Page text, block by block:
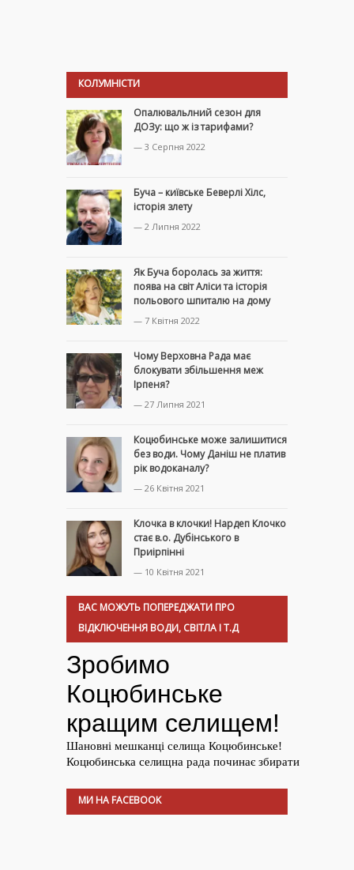
КОЛУМНІСТИ
Опалювальлний сезон для
ДОЗу: що ж із тарифами?
— 3 Серпня 2022
Буча – київське Беверлі Хілс,
історія злету
— 2 Липня 2022
Як Буча боролась за життя:
поява на світ Аліси та історія
польового шпиталю на дому
— 7 Квітня 2022
Чому Верховна Рада має
блокувати збільшення меж
Ірпеня?
— 27 Липня 2021
Коцюбинське може залишитися
без води. Чому Даніш не платив
рік водоканалу?
— 26 Квітня 2021
Клочка в клочки! Нардеп Клочко
стає в.о. Дубінського в
Приірпінні
— 10 Квітня 2021
ВАС МОЖУТЬ ПОПЕРЕДЖАТИ ПРО
ВІДКЛЮЧЕННЯ ВОДИ, СВІТЛА І Т.Д
МИ НА FACEBOOK